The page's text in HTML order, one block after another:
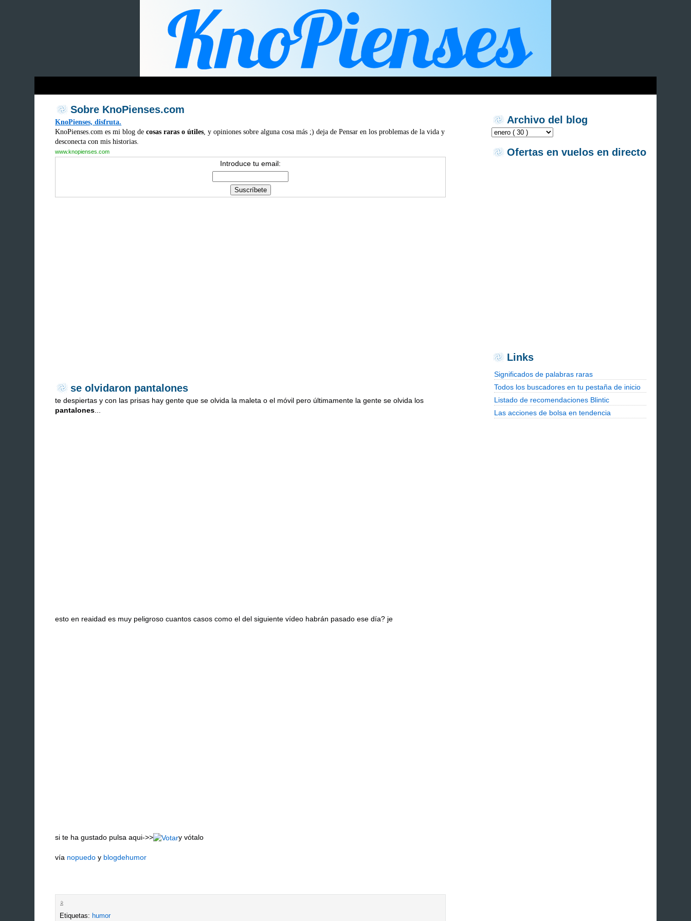
Sobre KnoPienses.com
KnoPienses, disfruta.
KnoPienses.com es mi blog decosas raras o útiles , y opiniones sobre alguna cosa más ;) deja de Pensar en los problemas de la vida y
desconecta con mis historias.
www.knopienses.com
Introduce tu email:
se olvidaron pantalones
te despiertas y con las prisas hay gente que se olvida la maleta o el móvil pero últimamente la gente se olvida los
pantalones
esto en reaidad es muy peligroso cuantos casos como el del siguiente vídeo habrán pasado ese día? je
si te ha gustado pulsa aqui->> y vótalo
vía nopuedoy blogdehumor
Etiquetas: humor
Archivo del blog
Ofertas en vuelos en directo
Links
Significados de palabras raras
Todos los buscadores en tu pestaña de inicio
Listado de recomendaciones Blintic
Las acciones de bolsa en tendencia